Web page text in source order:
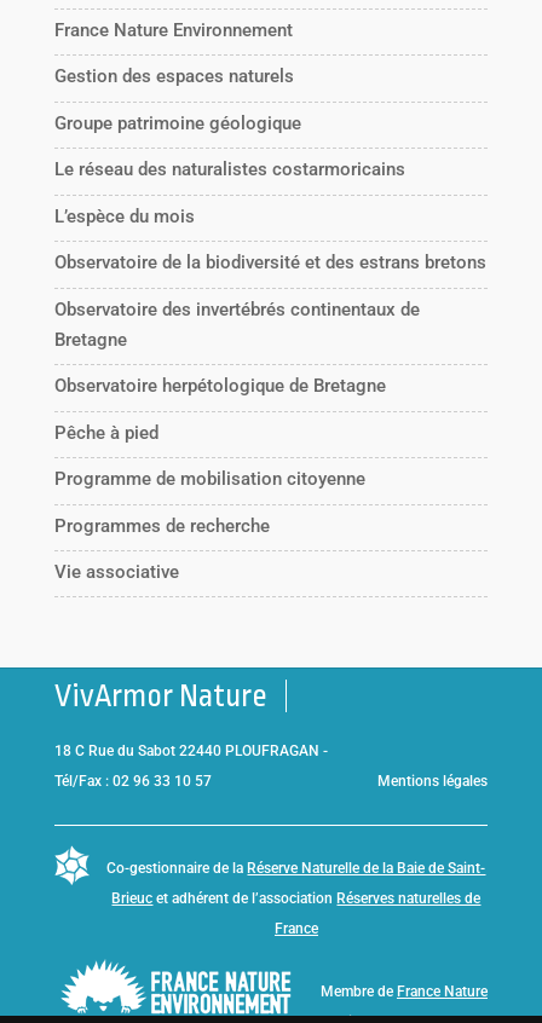
France Nature Environnement
Gestion des espaces naturels
Groupe patrimoine géologique
Le réseau des naturalistes costarmoricains
L’espèce du mois
Observatoire de la biodiversité et des estrans bretons
Observatoire des invertébrés continentaux de
Bretagne
Observatoire herpétologique de Bretagne
Pêche à pied
Programme de mobilisation citoyenne
Programmes de recherche
Vie associative
VivArmor Nature
18 C Rue du Sabot 22440 PLOUFRAGAN -
Tél/Fax : 02 96 33 10 57
Mentions légales
Co-gestionnaire de la Réserve Naturelle de la Baie de Saint-
Brieuc et adhérent de l’association Réserves naturelles de
France
Membre de France Nature